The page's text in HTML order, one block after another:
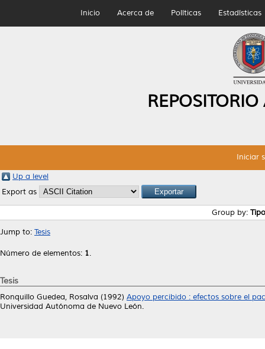
Inicio Acerca de Políticas Estadísticas
Iniciar
Up a level
Export as
Group by:
Jump to: Tesis
Número de elementos: 1.
Tesis
Ronquillo Guedea, Rosalva (1992) Apoyo percibido : efectos sobre el
Universidad Autónoma de Nuevo León.